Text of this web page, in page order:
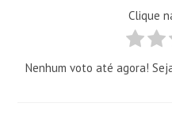
Clique
Nenhum voto até agora!